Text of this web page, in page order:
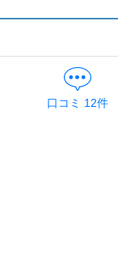
口コミ 12件